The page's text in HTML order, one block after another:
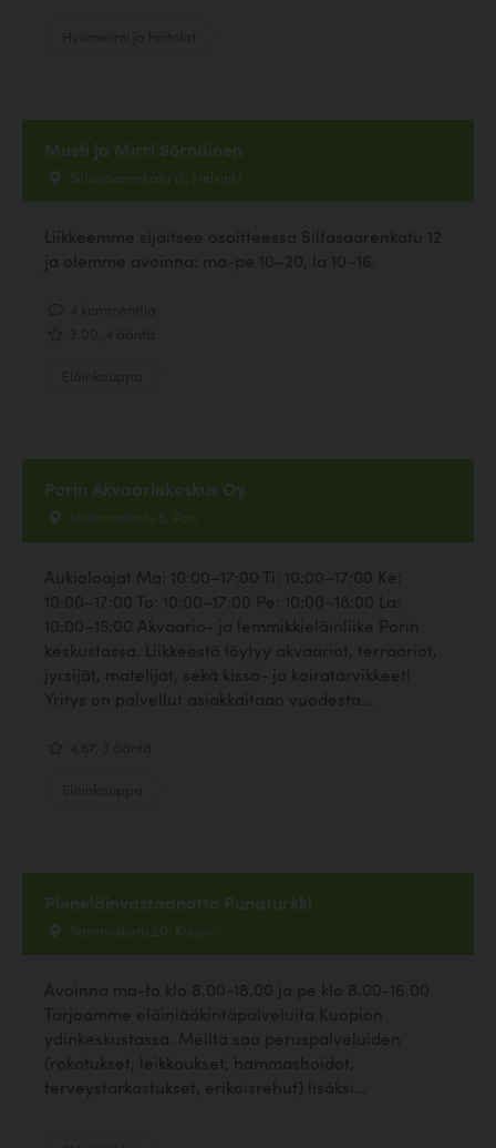
Musti ja Mirri Sörnäinen
Siltasaarenkatu 12, Helsinki
Liikkeemme sijaitsee osoitteessa Siltasaarenkatu 12
ja olemme avoinna: ma-pe 10–20, la 10–16.
Porin Akvaariokeskus Oy
Isolinnankatu 5, Pori
Aukioloajat Ma: 10:00–17:00 Ti: 10:00–17:00 Ke:
10:00–17:00 To: 10:00–17:00 Pe: 10:00–18:00 La:
10:00–15:00 Akvaario- ja lemmikkieläinliike Porin
keskustassa. Liikkeestä löytyy akvaariot, terraariot,
jyrsijät, matelijat, sekä kissa- ja koiratarvikkeet!
Yritys on palvellut asiakkaitaan vuodesta...
Pieneläinvastaanotto Punaturkki
Satamakatu 20, Kuopio
Avoinna ma-to klo 8.00-18.00 ja pe klo 8.00-16.00
Tarjoamme eläinlääkintäpalveluita Kuopion
ydinkeskustassa. Meiltä saa peruspalveluiden
(rokotukset, leikkaukset, hammashoidot,
terveystarkastukset, erikoisrehut) lisäksi...